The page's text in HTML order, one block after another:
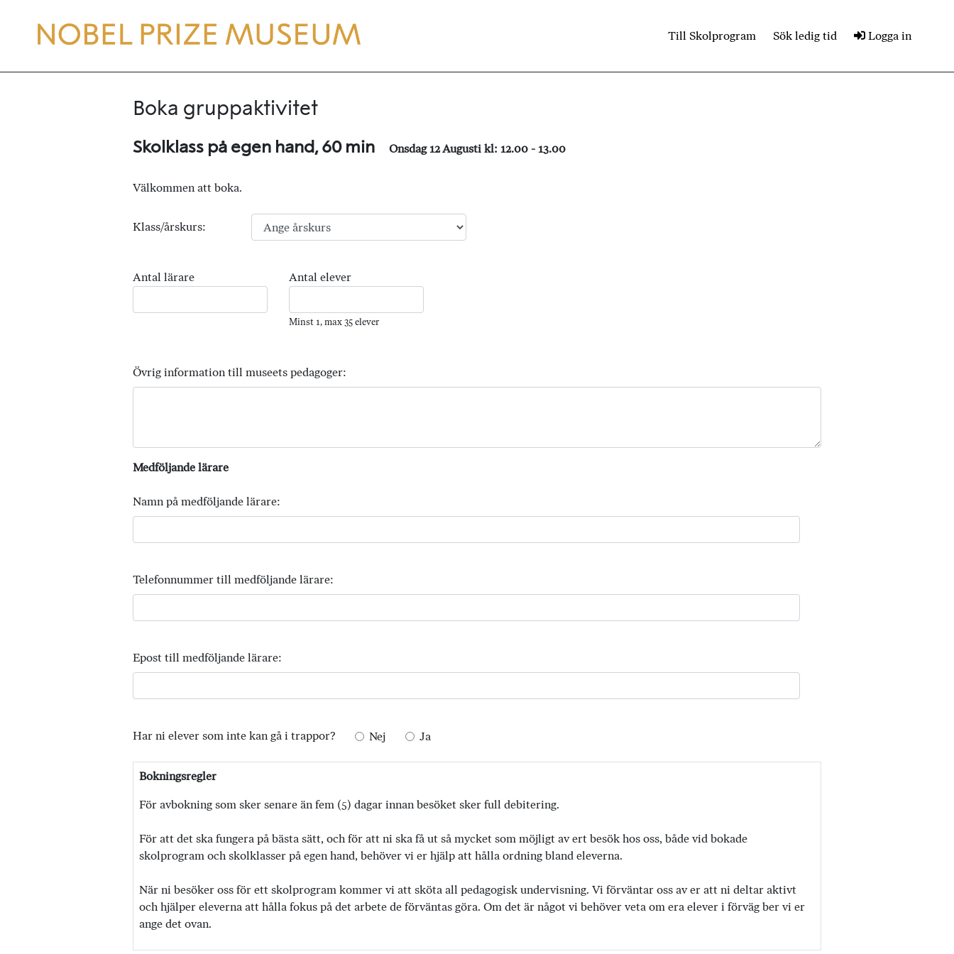
Till Skolprogram Sök ledig tid Logga in
Boka gruppaktivitet
Skolklass på egen hand, 60 min Onsdag 12 Augusti kl: 12.00 - 13.00
Välkommen att boka.
Klass/årskurs:
Antal lärare Antal elever
Minst 1, max 35 elever
Övrig information till museets pedagoger:
Medföljande lärare
Namn på medföljande lärare:
Telefonnummer till medföljande lärare:
Epost till medföljande lärare:
Har ni elever som inte kan gå i trappor? Nej Ja
Bokningsregler
För avbokning som sker senare än fem (5) dagar innan besöket sker full debitering.
För att det ska fungera på bästa sätt, och för att ni ska få ut så mycket som möjligt av ert besök hos oss, både vid bokade
skolprogram och skolklasser på egen hand, behöver vi er hjälp att hålla ordning bland eleverna.
När ni besöker oss för ett skolprogram kommer vi att sköta all pedagogisk undervisning. Vi förväntar oss av er att ni deltar aktivt
och hjälper eleverna att hålla fokus på det arbete de förväntas göra. Om det är något vi behöver veta om era elever i förväg ber vi er
ange det ovan.